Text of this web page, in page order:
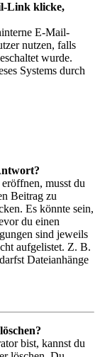
Link klicke,
E-Mail-
nutzen, falls
wurde.
Systems durch
musst du
Beitrag zu
Es könnte sein,
du einen
sind jeweils
aufgelistet. Z. B.
Dateianhänge
bist, kannst du